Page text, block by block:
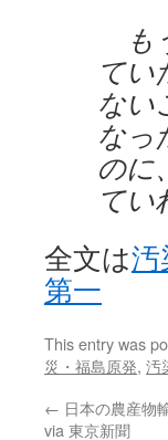
も
てい
ない
なっ
のに
てい
全文は
第一
This entry was
災・福島原発, 汚
← 日本の農産物
via 東京新聞